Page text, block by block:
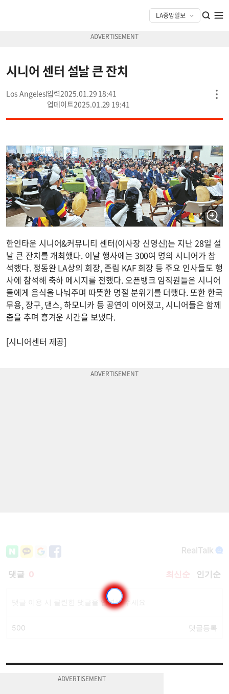
시니어 센터 설날 큰 잔치
Los Angeles
2025.01.29 18:41
2025.01.29 19:41
한인타운 시니어&커뮤니티 센터(이사장 신영신)는 지난 28일 설
날 큰 잔치를 개최했다. 이날 행사에는 300여 명의 시니어가 참
석했다. 정동완 LA상의 회장, 존림 KAF 회장 등 주요 인사들도 행
사에 참석해 축하 메시지를 전했다. 오픈뱅크 임직원들은 시니어
들에게 음식을 나눠주며 따뜻한 명절 분위기를 더했다. 또한 한국
무용, 장구, 댄스, 하모니카 등 공연이 이어졌고, 시니어들은 함께
춤을 추며 흥겨운 시간을 보냈다.
[시니어센터 제공]